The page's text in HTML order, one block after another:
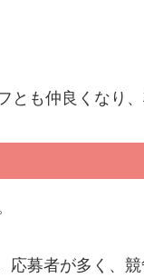
も仲良くなり
募者が多く、競